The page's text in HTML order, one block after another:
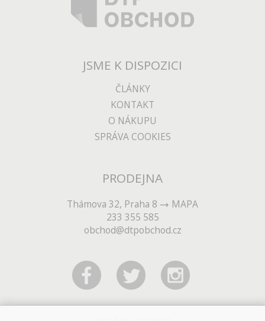
JSME K DISPOZICI
ČLÁNKY
KONTAKT
O NÁKUPU
SPRÁVA COOKIES
PRODEJNA
Thámova 32, Praha 8
MAPA
233 355 585
obchod@dtpobchod.cz